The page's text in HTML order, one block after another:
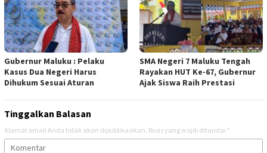
Gubernur Maluku : Pelaku
Kasus Dua Negeri Harus
Dihukum Sesuai Aturan
SMA Negeri 7 Maluku Tengah
Rayakan HUT Ke-67, Gubernur
Ajak Siswa Raih Prestasi
Tinggalkan Balasan
Alamat email Anda tidak akan dipublikasikan. Ruas yang wajib ditandai *